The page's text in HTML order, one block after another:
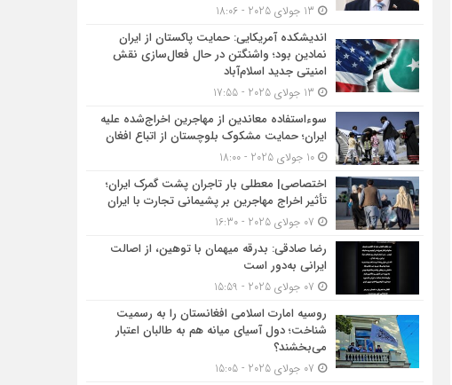
اندیشکده آمریکایی: حمایت پاکستان از ایران
نمادین بود؛ واشنگتن در حال فعال‌سازی نقش
امنیتی جدید اسلام‌آباد
سوءاستفاده معاندین از مهاجرین اخراج‌شده علیه
ایران؛ حمایت مشکوک بلوچستان از اتباع افغان
10 جولای 2025 - 18:00
اختصاصی| معطلی بار تاجران پشت گمرک ایران؛
تأثیر اخراج مهاجرین بر پشیمانی تجارت با ایران
رضا صادقی: بدرقه میهمان با توهین، از اصالت
ایرانی به‌دور است
روسیه امارت اسلامی افغانستان را به رسمیت
شناخت؛ دول آسیای میانه هم به طالبان اعتبار
می‎‌بخشند؟